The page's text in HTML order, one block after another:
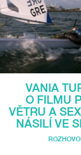
VANIA
O FILMU
VĚTRU A
NÁSILÍ VE